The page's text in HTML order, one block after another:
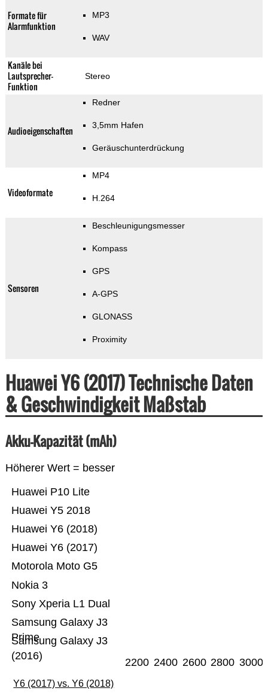
Formate für
Alarmfunktion
MP3
WAV
Kanäle bei
Lautsprecher-
Funktion
Stereo
Audioeigenschaften
Redner
3,5mm Hafen
Geräuschunterdrückung
Videoformate
MP4
H.264
Sensoren
Beschleunigungsmesser
Kompass
GPS
A-GPS
GLONASS
Proximity
Huawei Y6 (2017) Technische Daten
& Geschwindigkeit Maßstab
Akku-Kapazität (mAh)
Höherer Wert = besser
Samsung Galaxy J3
(2016)
Samsung Galaxy J3
Prime
Sony Xperia L1 Dual
Nokia 3
Motorola Moto G5
Huawei Y6 (2017)
Huawei Y6 (2018)
Huawei Y5 2018
Huawei P10 Lite
2200 2400 2600 2800 3000
Y6 (2017) vs. Y6 (2018)